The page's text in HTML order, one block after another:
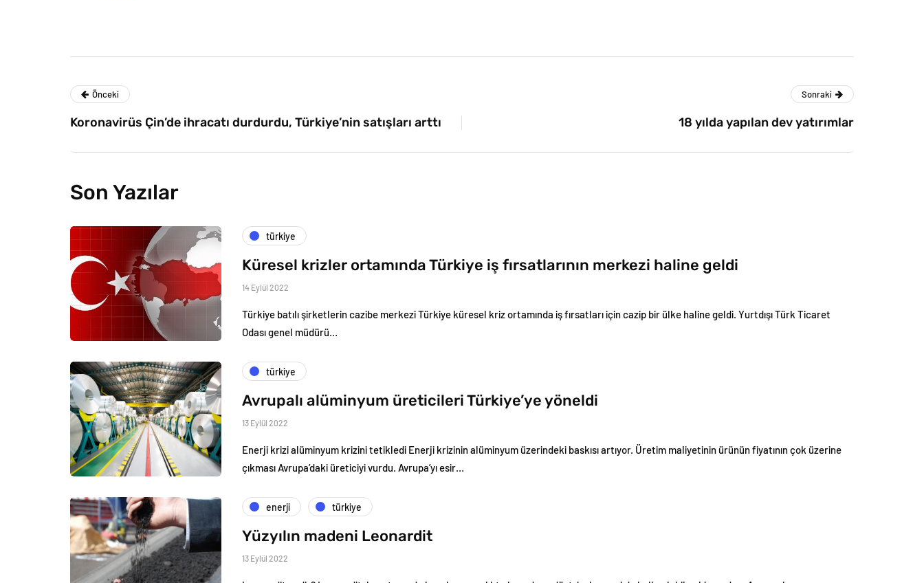
Önceki
Koronavirüs Çin’de ihracatı durdurdu, Türkiye’nin satışları arttı
Sonraki
18 yılda yapılan dev yatırımlar
Son Yazılar
türkiye
Küresel krizler ortamında Türkiye iş fırsatlarının merkezi haline geldi
14 Eylül 2022
Türkiye batılı şirketlerin cazibe merkezi Türkiye küresel kriz ortamında iş fırsatları için cazip bir ülke haline geldi. Yurtdışı Türk Ticaret
Odası genel müdürü…
türkiye
Avrupalı alüminyum üreticileri Türkiye’ye yöneldi
13 Eylül 2022
Enerji krizi alüminyum krizini tetikledi Enerji krizinin alüminyum üzerindeki baskısı artıyor. Üretim maliyetinin ürünün fiyatının çok üzerine
çıkması Avrupa’daki üreticiyi vurdu. Avrupa’yı esir…
enerji türkiye
Yüzyılın madeni Leonardit
13 Eylül 2022